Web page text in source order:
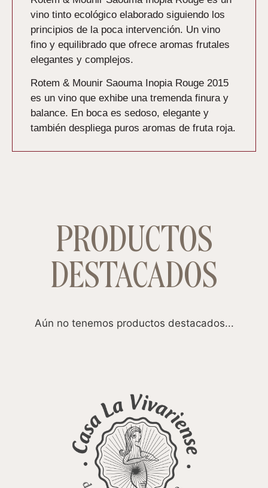
vino tinto ecológico elaborado siguiendo los
principios de la poca intervención. Un vino
fino y equilibrado que ofrece aromas frutales
elegantes y complejos.
Rotem & Mounir Saouma Inopia Rouge 2015
es un vino que exhibe una tremenda finura y
balance. En boca es sedoso, elegante y
también despliega puros aromas de fruta roja.
PRODUCTOS
DESTACADOS
Aún no tenemos productos destacados...